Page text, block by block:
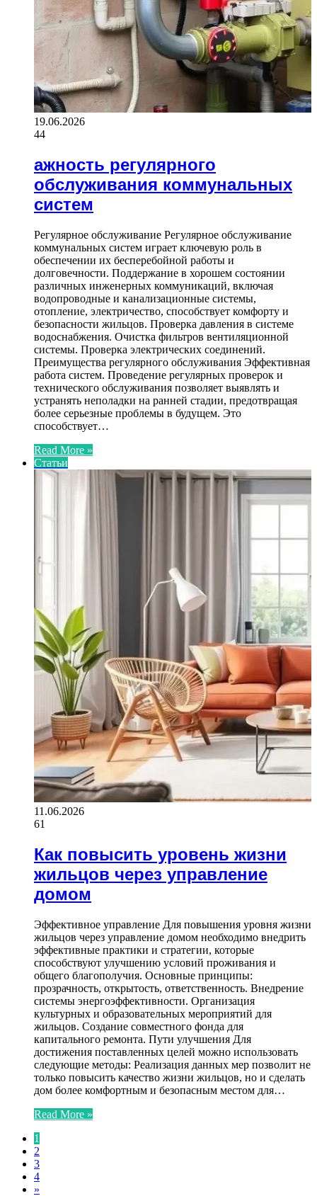
19.06.2026
44
ажность регулярного
обслуживания коммунальных
систем
Регулярное обслуживание Регулярное обслуживание
коммунальных систем играет ключевую роль в
обеспечении их бесперебойной работы и
долговечности. Поддержание в хорошем состоянии
различных инженерных коммуникаций, включая
водопроводные и канализационные системы,
отопление, электричество, способствует комфорту и
безопасности жильцов. Проверка давления в системе
водоснабжения. Очистка фильтров вентиляционной
системы. Проверка электрических соединений.
Преимущества регулярного обслуживания Эффективная
работа систем. Проведение регулярных проверок и
технического обслуживания позволяет выявлять и
устранять неполадки на ранней стадии, предотвращая
более серьезные проблемы в будущем. Это
способствует…
Read More »
Статьи
11.06.2026
61
Как повысить уровень жизни
жильцов через управление
домом
Эффективное управление Для повышения уровня жизни
жильцов через управление домом необходимо внедрить
эффективные практики и стратегии, которые
способствуют улучшению условий проживания и
общего благополучия. Основные принципы:
прозрачность, открытость, ответственность. Внедрение
системы энергоэффективности. Организация
культурных и образовательных мероприятий для
жильцов. Создание совместного фонда для
капитального ремонта. Пути улучшения Для
достижения поставленных целей можно использовать
следующие методы: Реализация данных мер позволит не
только повысить качество жизни жильцов, но и сделать
дом более комфортным и безопасным местом для…
Read More »
1
2
3
4
»